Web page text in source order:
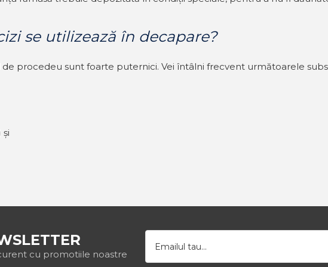
se utilizează în decapare?
de procedeu sunt foarte puternici. Vei întâlni frecvent următoarele
și
cu promotiile noastre